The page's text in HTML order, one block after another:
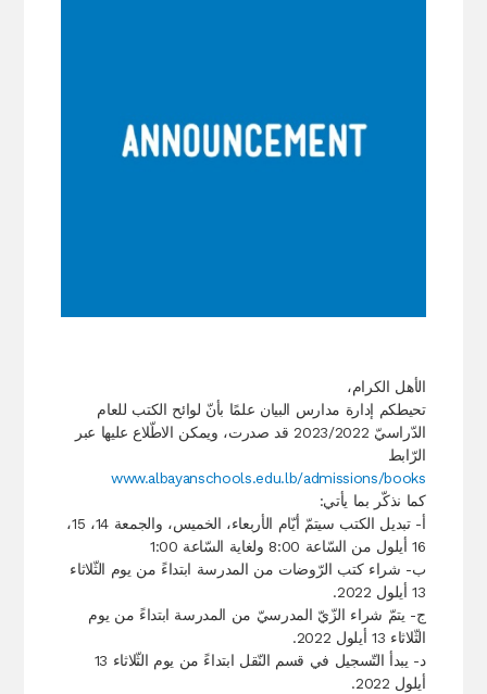
الأهل الكرام،
تحيطكم إدارة مدارس البيان علمًا بأنّ لوائح الكتب للعام
الدّراسيّ 2023/2022 قد صدرت، ويمكن الاطّلاع عليها عبر
الرّابط
www.albayanschools.edu.lb/admissions/books
كما نذكّر بما يأتي:
أ- تبديل الكتب سيتمّ أيّام الأربعاء، الخميس، والجمعة 14، 15،
16 أيلول من السّاعة 8:00 ولغاية السّاعة 1:00
ب- شراء كتب الرّوضات من المدرسة ابتداءً من يوم الثّلاثاء
13 أيلول 2022.
ج- يتمّ شراء الزّيّ المدرسيّ من المدرسة ابتداءً من يوم
الثّلاثاء 13 أيلول 2022.
د- يبدأ التّسجيل في قسم النّقل ابتداءً من يوم الثّلاثاء 13
أيلول 2022.